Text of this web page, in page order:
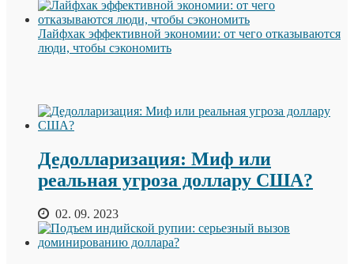
Лайфхак эффективной экономии: от чего отказываются
люди, чтобы сэкономить
Дедолларизация: Миф или
реальная угроза доллару США?
02. 09. 2023